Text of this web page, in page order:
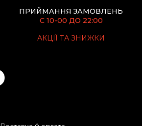
ПРИЙМАННЯ ЗАМОВЛЕНЬ
С 10-00 ДО 22:00
АКЦІЇ ТА ЗНИЖКИ